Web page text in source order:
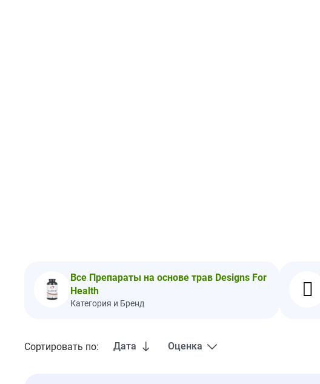
Все Препараты на основе трав Designs For
Health
Категория и Бренд
Сортировать по: Дата Оценка